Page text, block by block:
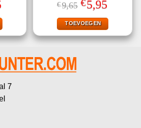
is:
€2,95.
€9,65 prijs
was:
€9,65.
€5,95
is:
€5,95.
TOEVOEGEN
7